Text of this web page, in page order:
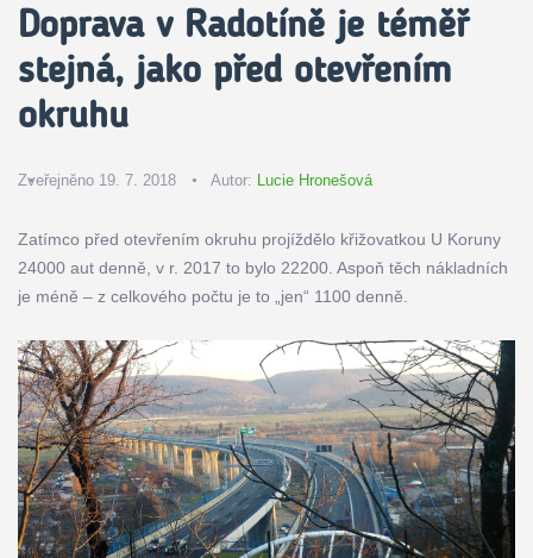
Doprava v Radotíně je téměř
stejná, jako před otevřením
okruhu
Zveřejněno 19. 7. 2018 Autor: Lucie Hronešová
Zatímco před otevřením okruhu projíždělo křižovatkou U Koruny
24000 aut denně, v r. 2017 to bylo 22200. Aspoň těch nákladních
je méně – z celkového počtu je to „jen“ 1100 denně.